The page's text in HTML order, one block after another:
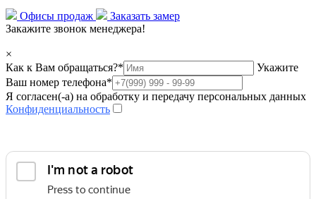
Офисы продаж
Заказать замер
Закажите звонок менеджера!
×
Как к Вам обращаться?*
Укажите
Ваш номер телефона*
Я согласен(-а) на обработку и передачу персональных данных
Конфиденциальность